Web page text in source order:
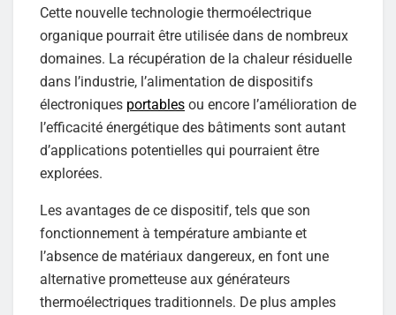
Cette nouvelle technologie thermoélectrique
organique pourrait être utilisée dans de nombreux
domaines. La récupération de la chaleur résiduelle
dans l’industrie, l’alimentation de dispositifs
électroniques portables ou encore l’amélioration de
l’efficacité énergétique des bâtiments sont autant
d’applications potentielles qui pourraient être
explorées.
Les avantages de ce dispositif, tels que son
fonctionnement à température ambiante et
l’absence de matériaux dangereux, en font une
alternative prometteuse aux générateurs
thermoélectriques traditionnels. De plus amples